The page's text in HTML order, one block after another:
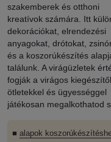
szakemberek és otthoni
kreatívok számára. Itt
dekorációkat, elrendezési
anyagokat, drótokat,
és a koszorúkészítés
találunk. A virágüzletek
fogják a virágos
ötletekkel és ügyességgel
játékosan megalkothatod
■ alapok